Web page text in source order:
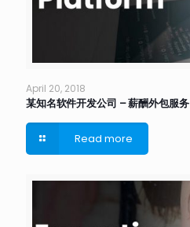
April 20, 2018
某知名软件开发公司 – 薪酬外包服务
Read more